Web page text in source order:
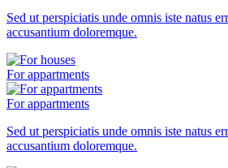
Sed ut perspiciatis unde omnis iste natus
accusantium doloremque.
For appartments
For appartments
Sed ut perspiciatis unde omnis iste natus
accusantium doloremque.